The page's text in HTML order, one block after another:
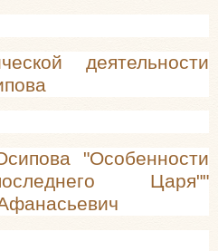
деятельности
"Особенности
Царя""